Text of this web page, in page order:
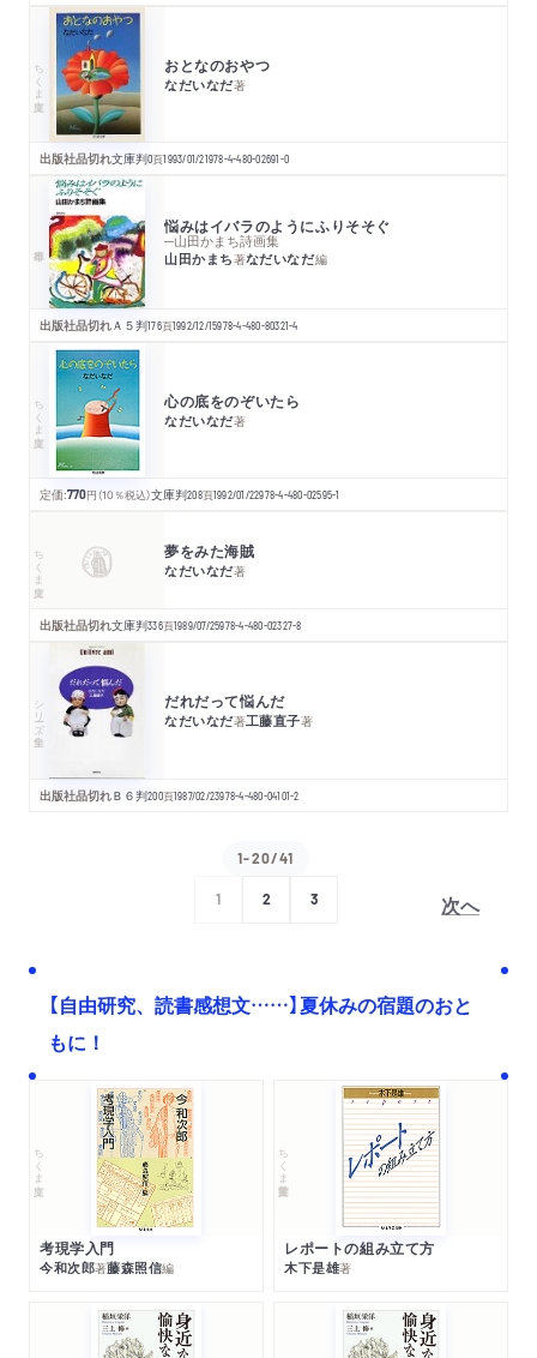
ちくま文庫 おとなのおやつ
なだいなだ著
出版社品切れ文庫判0頁1993/01/21978-4-480-02691-0
悩みはイバラのようにふりそそぐ
─山田かまち詩画集
山田かまち著なだいなだ編
出版社品切れＡ５判176頁1992/12/15978-4-480-80321-4
ちくま文庫 心の底をのぞいたら
なだいなだ著
定価:770円 （10％税込）文庫判208頁1992/01/22978-4-480-02595-1
ちくま文庫 夢をみた海賊
なだいなだ著
出版社品切れ文庫判336頁1989/07/25978-4-480-02327-8
シリーズ・全集 だれだって悩んだ
なだいなだ著工藤直子著
出版社品切れＢ６判200頁1987/02/23978-4-480-04101-2
1-20/41
1 2 3 次へ
【自由研究、読書感想文……】夏休みの宿題のおと
もに！
ちくま文庫
考現学入門
今和次郎著藤森照信編
ちくま学芸文庫
レポートの組み立て方
木下是雄著